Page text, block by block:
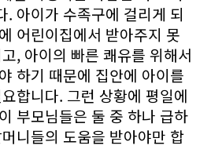
. 아이가 수족구에 걸리게 되
어린이집에서 받아주지 못
, 아이의 빠른 쾌유를 위해서
하기 때문에 집안에 아이를
합니다. 그런 상황에 평일에
부모님들은 둘 중 하나 급하
니들의 도움을 받아야만 합